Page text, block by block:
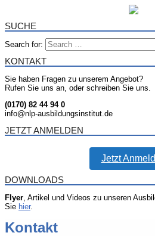
SUCHE
Search for:
KONTAKT
Sie haben Fragen zu unserem Angebot?
Rufen Sie uns an, oder schreiben Sie uns.
(0170) 82 44 94 0
info@nlp-ausbildungsinstitut.de
JETZT ANMELDEN
Jetzt
DOWNLOADS
Flyer , Artikel und Videos zu unseren
Sie hier.
Kontakt